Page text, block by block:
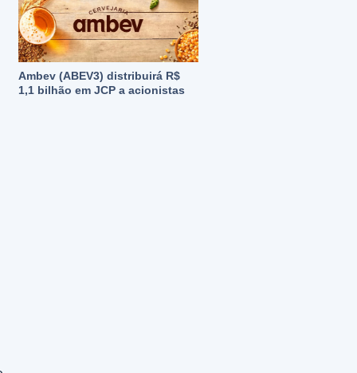
Ambev (ABEV3) distribuirá R$
1,1 bilhão em JCP a acionistas